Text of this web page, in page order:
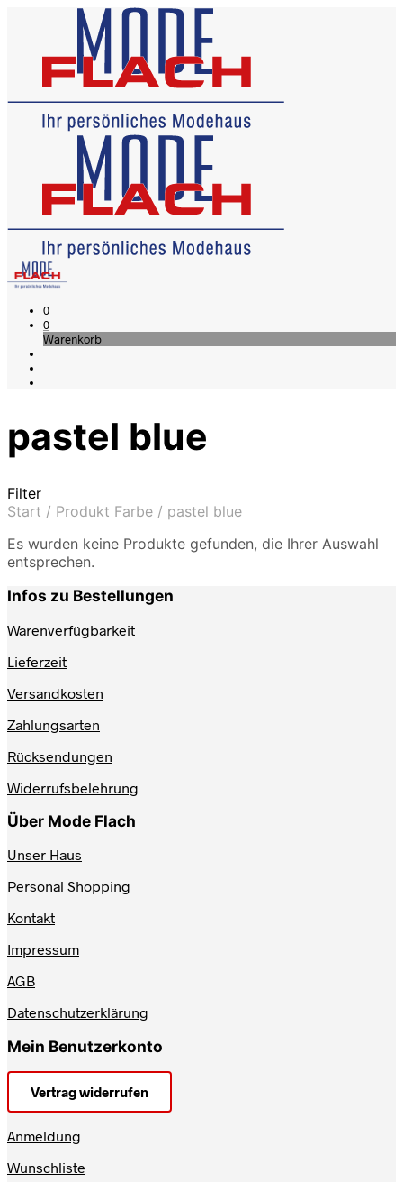
0
0
Warenkorb
pastel blue
Filter
Start / Produkt Farbe / pastel blue
Es wurden keine Produkte gefunden, die Ihrer Auswahl
entsprechen.
Infos zu Bestellungen
Warenverfügbarkeit
Lieferzeit
Versandkosten
Zahlungsarten
Rücksendungen
Widerrufsbelehrung
Über Mode Flach
Unser Haus
Personal Shopping
Kontakt
Impressum
AGB
Datenschutzerklärung
Mein Benutzerkonto
Vertrag widerrufen
Anmeldung
Wunschliste